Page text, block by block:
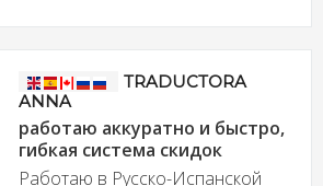
TRADUCTORA
ANNA
работаю аккуратно и быстро,
гибкая система скидок
Работаю в Русско-Испанской